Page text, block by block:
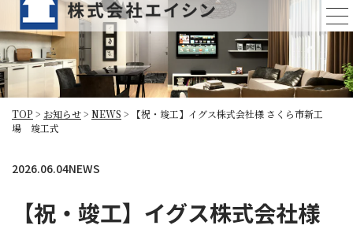
お知らせ
TOP > お知らせ> NEWS >
【祝・竣工】イグス株式会社様 さくら市新工
場 竣工式
2026.06.04NEWS
【祝・竣工】イグス株式会社様